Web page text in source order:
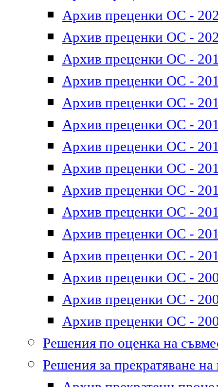
Архив преценки ОС -
Архив преценки ОС -
Архив преценки ОС -
Архив преценки ОС -
Архив преценки ОС -
Архив преценки ОС -
Архив преценки ОС -
Архив преценки ОС -
Архив преценки ОС -
Архив преценки ОС -
Архив преценки ОС -
Архив преценки ОС -
Архив преценки ОС -
Архив преценки ОС -
Архив преценки ОС -
Решения по оценка на
Решения за прекратяване